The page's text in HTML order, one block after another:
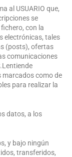
al USUARIO que,
se
con la
electrónicas, tales
(posts), ofertas
comunicaciones
marcados como de
para realizar la
datos, a los
y bajo ningún
transferidos,